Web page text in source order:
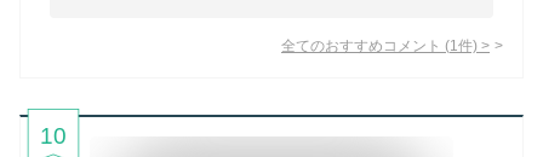
全てのおすすめコメント (1 件) >
10